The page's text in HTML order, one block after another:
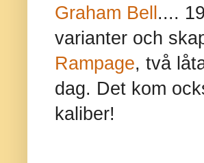
Graham Bell ....
varianter och
Rampage, två
dag. Det kom
kaliber!